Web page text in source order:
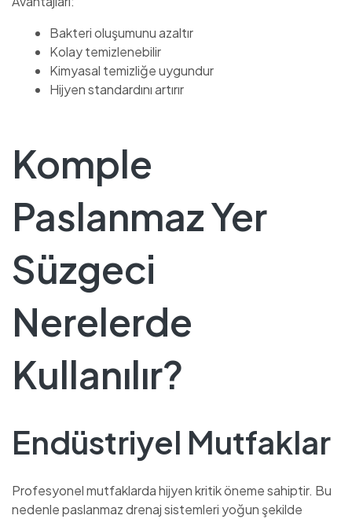
Bakteri oluşumunu azaltır
Kolay temizlenebilir
Kimyasal temizliğe uygundur
Hijyen standardını artırır
Komple
Paslanmaz Yer
Süzgeci
Nerelerde
Kullanılır?
Endüstriyel Mutfaklar
Profesyonel mutfaklarda hijyen kritik öneme sahiptir. Bu
nedenle paslanmaz drenaj sistemleri yoğun şekilde